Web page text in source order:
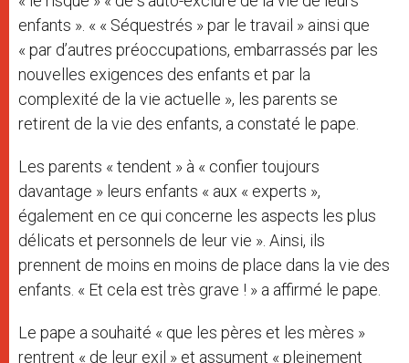
enfants ». « « Séquestrés » par le travail » ainsi que
« par d’autres préoccupations, embarrassés par les
nouvelles exigences des enfants et par la
complexité de la vie actuelle », les parents se
retirent de la vie des enfants, a constaté le pape.
Les parents « tendent » à « confier toujours
davantage » leurs enfants « aux « experts »,
également en ce qui concerne les aspects les plus
délicats et personnels de leur vie ». Ainsi, ils
prennent de moins en moins de place dans la vie des
enfants. « Et cela est très grave ! » a affirmé le pape.
Le pape a souhaité « que les pères et les mères »
rentrent « de leur exil » et assument « pleinement